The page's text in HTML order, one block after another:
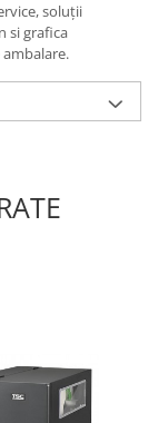
soluții
si grafica